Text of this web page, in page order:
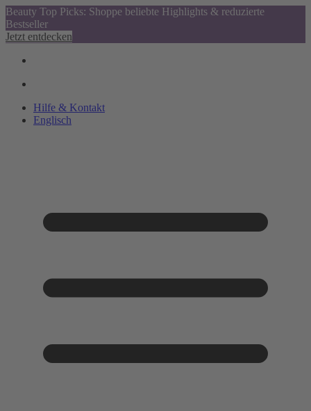
Beauty Top Picks: Shoppe beliebte Highlights & reduzierte
Bestseller
Jetzt entdecken
Hilfe & Kontakt
Englisch